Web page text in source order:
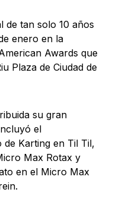
de tan solo 10 años
enero en la
Awards que
Plaza de Ciudad de
su gran
el
Karting en Til Til,
Max Rotax y
en el Micro Max